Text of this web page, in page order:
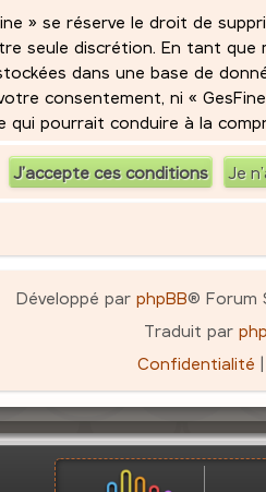
» se réserve le droit de
seule discrétion. En tant
dans une base de
consentement, ni «
pourrait conduire à la
Développé par phpBB® Forum
Traduit par
Confidentialité |